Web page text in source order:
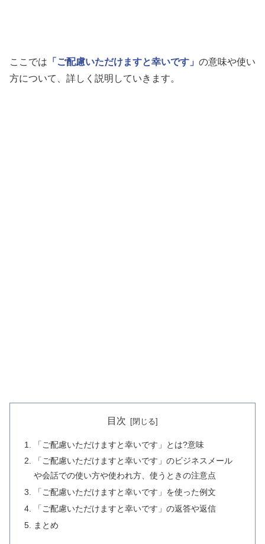
ここでは 「ご配慮いただけますと幸いです」 の意味や使い
方について、詳しく説明していきます。
目次
「ご配慮いただけますと幸いです」とは?意味
「ご配慮いただけますと幸いです」のビジネスメール
や会話での使い方や使われ方、使うときの注意点
「ご配慮いただけますと幸いです」を使った例文
「ご配慮いただけますと幸いです」の返答や返信
まとめ